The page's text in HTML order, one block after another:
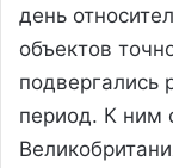
день
объектов
подвергались
период. К ним